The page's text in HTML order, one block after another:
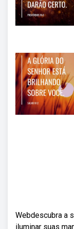
Webdescubra a
iluminar suas